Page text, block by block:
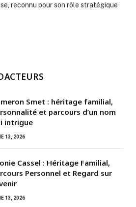
reconnu pour son rôle stratégique
Smet : héritage familial,
et parcours d’un nom
intrigue
13, 2026
Cassel : Héritage Familial,
Personnel et Regard sur
13, 2026